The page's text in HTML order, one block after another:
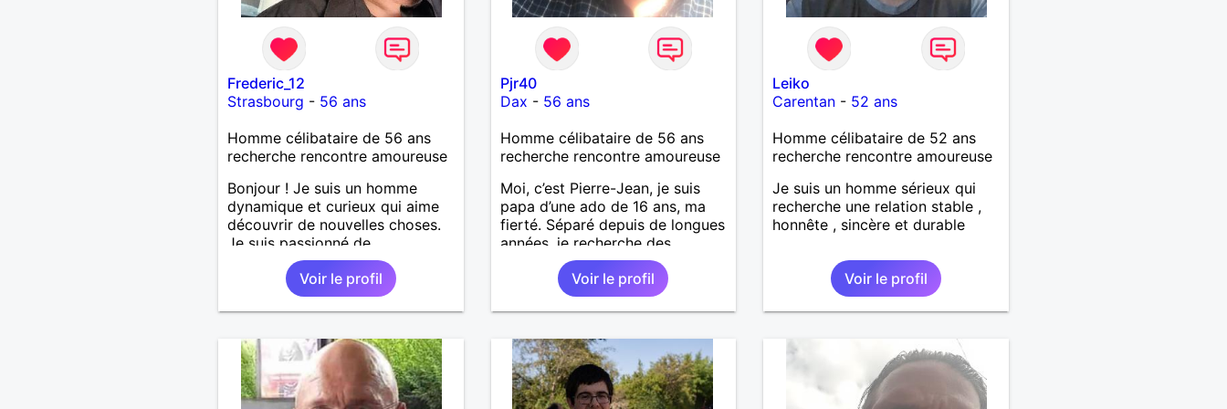
Frederic_12
Strasbourg - 56 ans
Homme célibataire de 56 ans
recherche rencontre amoureuse
Bonjour ! Je suis un homme
dynamique et curieux qui aime
découvrir de nouvelles choses.
Je suis passionné de
sport,musique douce,ballade et
autres J'adore passer du temps
avec mes proches et partager
des moments inoubliables.
Voir le profil
Pjr40
Dax - 56 ans
Homme célibataire de 56 ans
recherche rencontre amoureuse
Moi, c’est Pierre-Jean, je suis
papa d’une ado de 16 ans, ma
fierté. Séparé depuis de longues
années, je recherche des
affinités amicales afin de
rompre une solitude parfois
difficile à gérer ainsi que casser
le vague à l’âme. L’amitié reste
yeux mais peut se décliner en
des sentiments plus puissants.
« Le temps fera son œuvre »
Voir le profil
Leiko
Carentan - 52 ans
Homme célibataire de 52 ans
recherche rencontre amoureuse
Je suis un homme sérieux qui
recherche une relation stable ,
honnête , sincère et durable
Voir le profil